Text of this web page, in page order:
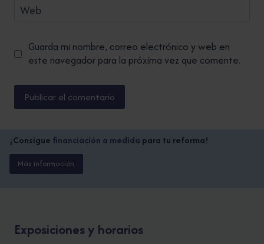
Web
Guarda mi nombre, correo electrónico y web en
este navegador para la próxima vez que comente.
¡Consigue financiación a medida para tu reforma!
Más información
Exposiciones y horarios